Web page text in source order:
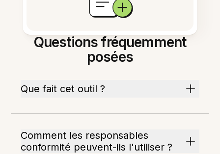
Questions fréquemment
posées
Que fait cet outil ?
Comment les responsables
conformité peuvent-ils l'utiliser ?